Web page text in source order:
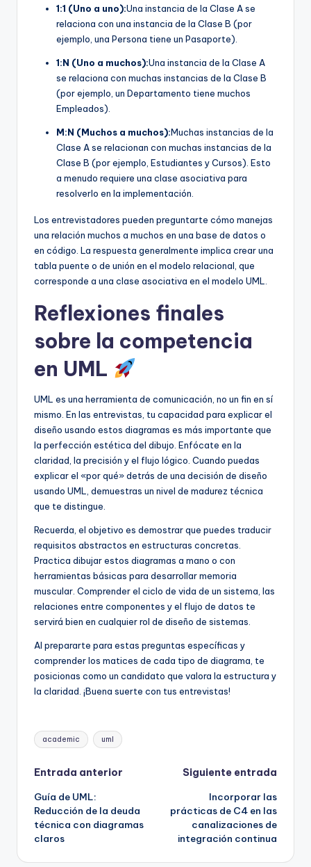
1:1 (Uno a uno):Una instancia de la Clase A se
relaciona con una instancia de la Clase B (por
ejemplo, una Persona tiene un Pasaporte).
1:N (Uno a muchos):Una instancia de la Clase A
se relaciona con muchas instancias de la Clase B
(por ejemplo, un Departamento tiene muchos
Empleados).
M:N (Muchos a muchos):Muchas instancias de la
Clase A se relacionan con muchas instancias de la
Clase B (por ejemplo, Estudiantes y Cursos). Esto
a menudo requiere una clase asociativa para
resolverlo en la implementación.
Los entrevistadores pueden preguntarte cómo manejas
una relación muchos a muchos en una base de datos o
en código. La respuesta generalmente implica crear una
tabla puente o de unión en el modelo relacional, que
corresponde a una clase asociativa en el modelo UML.
Reflexiones finales
sobre la competencia
en UML
UML es una herramienta de comunicación, no un fin en sí
mismo. En las entrevistas, tu capacidad para explicar el
diseño usando estos diagramas es más importante que
la perfección estética del dibujo. Enfócate en la
claridad, la precisión y el flujo lógico. Cuando puedas
explicar el «por qué» detrás de una decisión de diseño
usando UML, demuestras un nivel de madurez técnica
que te distingue.
Recuerda, el objetivo es demostrar que puedes traducir
requisitos abstractos en estructuras concretas.
Practica dibujar estos diagramas a mano o con
herramientas básicas para desarrollar memoria
muscular. Comprender el ciclo de vida de un sistema, las
relaciones entre componentes y el flujo de datos te
servirá bien en cualquier rol de diseño de sistemas.
Al prepararte para estas preguntas específicas y
comprender los matices de cada tipo de diagrama, te
posicionas como un candidato que valora la estructura y
la claridad. ¡Buena suerte con tus entrevistas!
Etiquetas:
academic uml
Navegación
de
entradas
Entrada anterior
Guía de UML:
Reducción de la deuda
técnica con diagramas
claros
Siguiente entrada
Incorporar las
prácticas de C4 en las
canalizaciones de
integración continua